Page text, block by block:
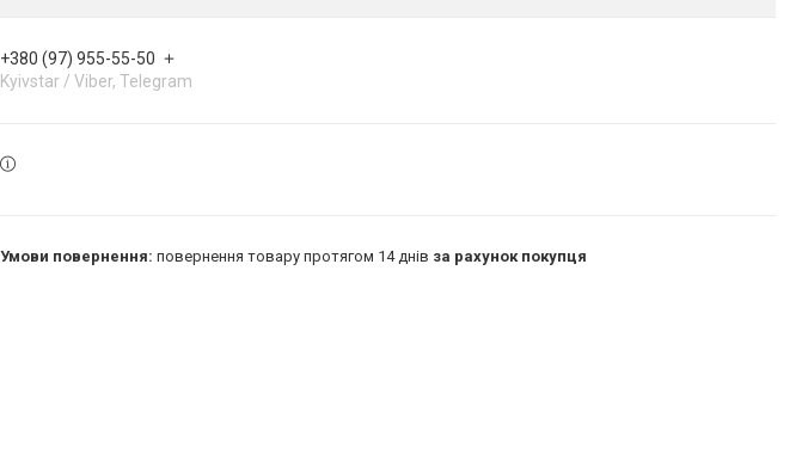
+380 (97) 955-55-50
Kyivstar / Viber, Telegram
повернення товару протягом 14 днів за рахунок покупця